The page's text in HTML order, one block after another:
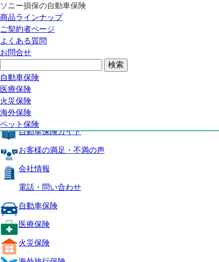
ソニー損保の自動車保険
商品ラインナップ
ご契約者ページ
よくある質問
お問合せ
自動車保険
医療保険
火災保険
海外保険
ペット保険
自動車保険トップ
商品の特長
補償内容
自動車保険ガイド
お客様の満足・不満の声
自動車保険トップ
商品の特長
補償内容
自動車保険ガイド
お客様の満足・不満の声
会社情報
電話・問い合わせ
自動車保険
医療保険
火災保険